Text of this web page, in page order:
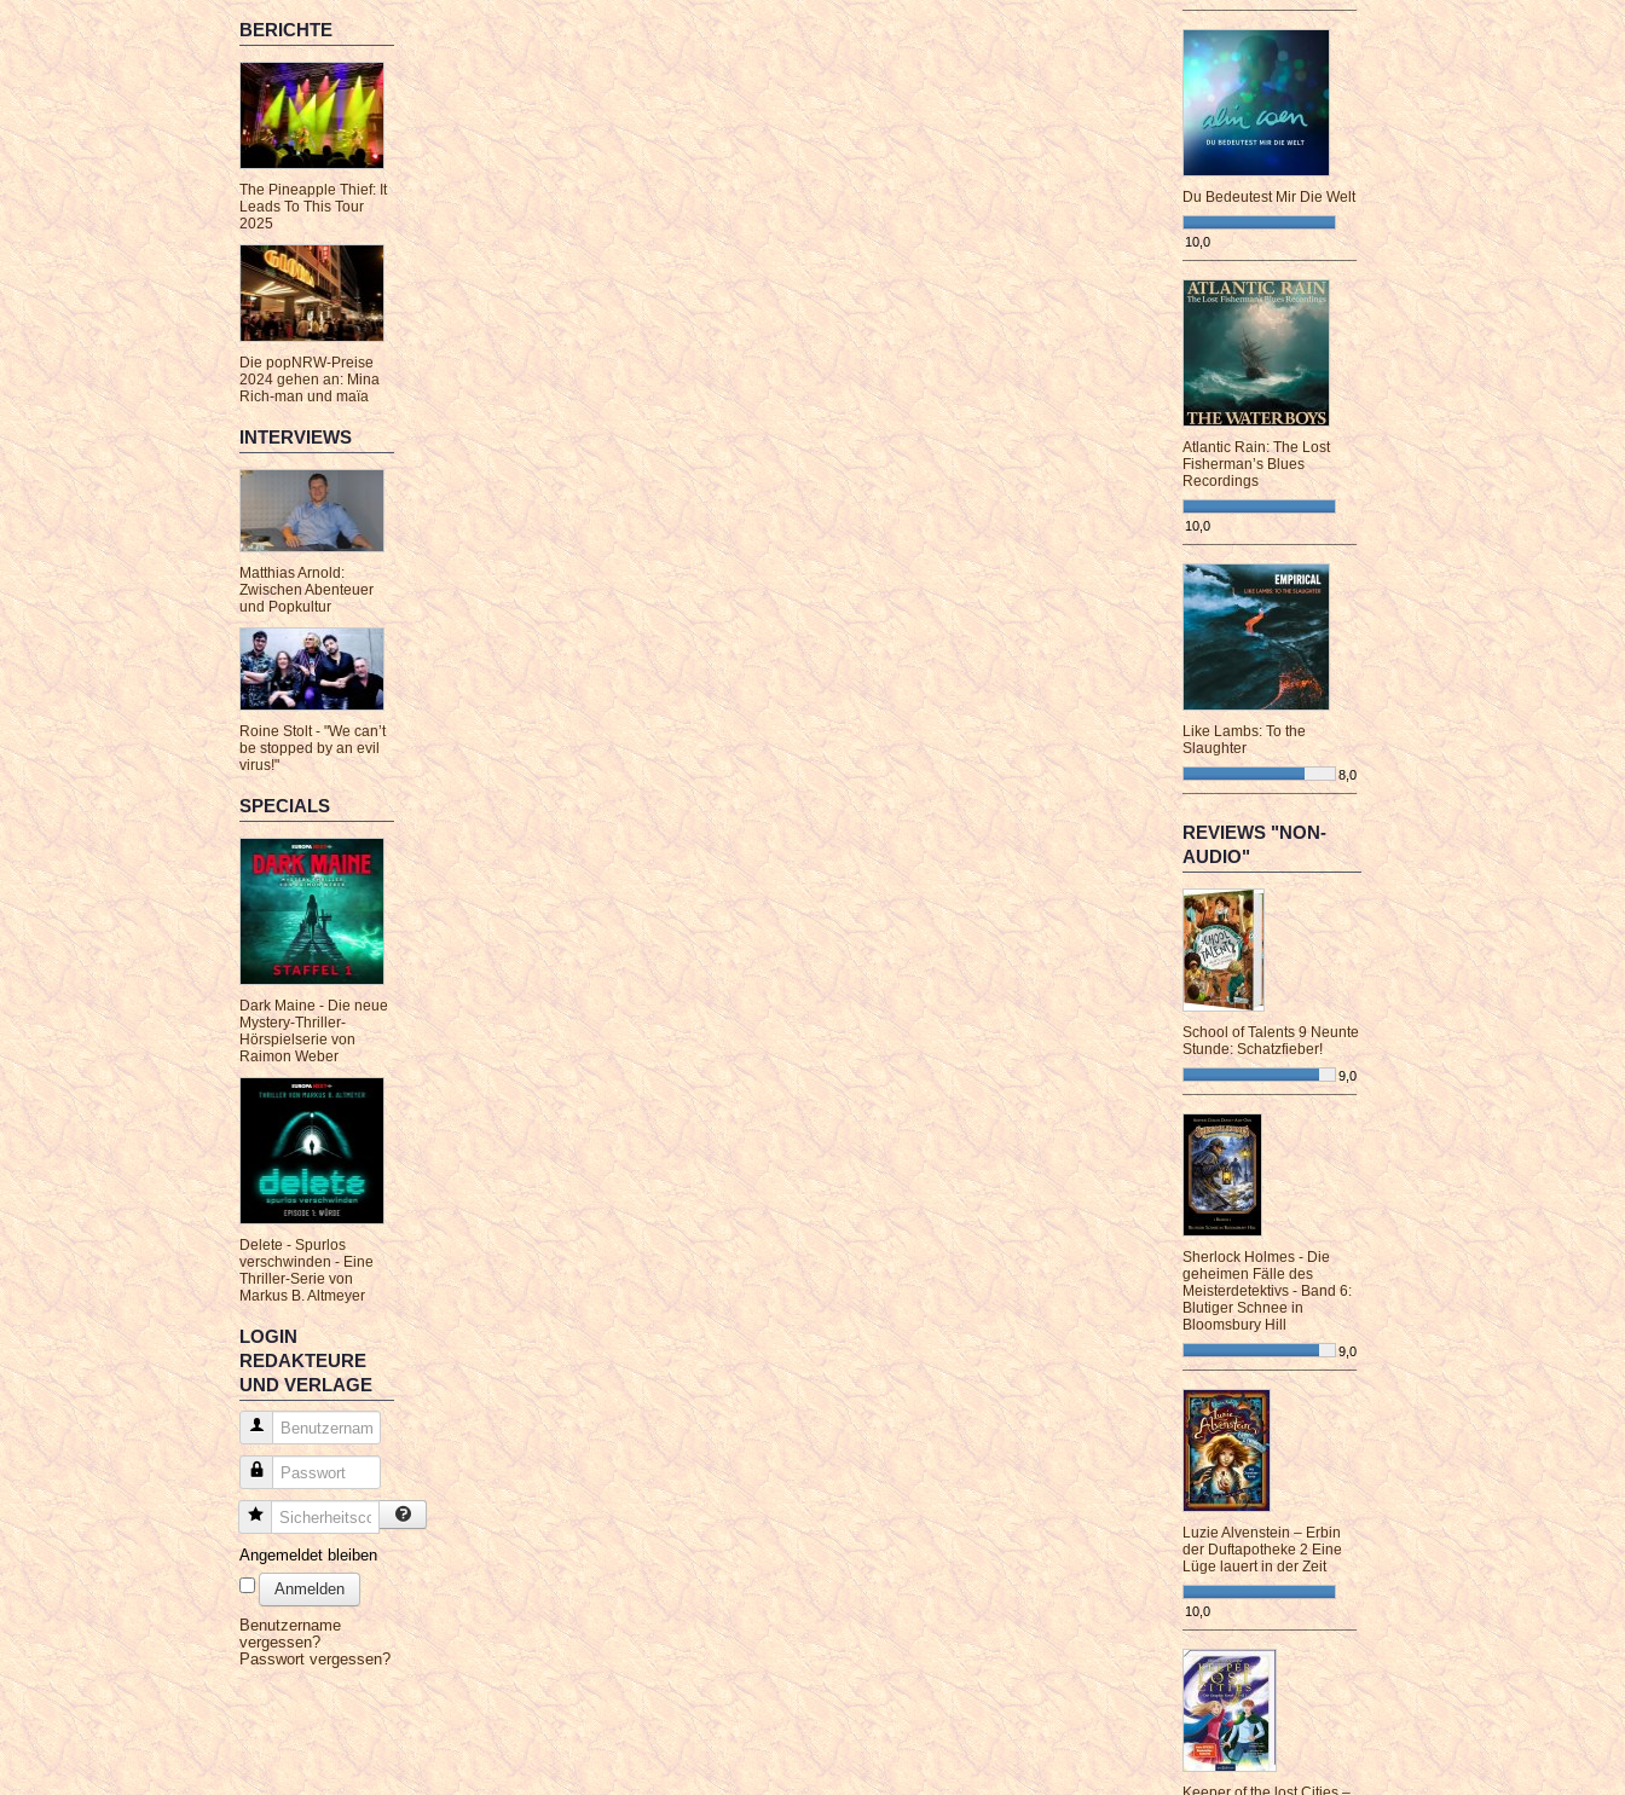
BERICHTE
The Pineapple Thief: It
Leads To This Tour
2025
Die popNRW-Preise
2024 gehen an: Mina
Rich-man und maïa
INTERVIEWS
Matthias Arnold:
Zwischen Abenteuer
und Popkultur
Roine Stolt - "We can’t
be stopped by an evil
virus!"
SPECIALS
Dark Maine - Die neue
Mystery-Thriller-
Hörspielserie von
Raimon Weber
Delete - Spurlos
verschwinden - Eine
Thriller-Serie von
Markus B. Altmeyer
LOGIN
REDAKTEURE
UND VERLAGE
Benutzername
Passwort
Sicherheitscode
Angemeldet bleiben
Anmelden
Benutzername
vergessen?
Passwort vergessen?
¯¯¯¯¯¯¯¯¯¯¯¯¯¯¯¯¯¯¯¯¯¯¯¯
Du Bedeutest Mir Die Welt
10,0
¯¯¯¯¯¯¯¯¯¯¯¯¯¯¯¯¯¯¯¯¯¯¯¯
Atlantic Rain: The Lost
Fisherman’s Blues
Recordings
10,0
¯¯¯¯¯¯¯¯¯¯¯¯¯¯¯¯¯¯¯¯¯¯¯¯
Like Lambs: To the
Slaughter
8,0
¯¯¯¯¯¯¯¯¯¯¯¯¯¯¯¯¯¯¯¯¯¯¯¯
REVIEWS "NON-
AUDIO"
School of Talents 9 Neunte
Stunde: Schatzfieber!
9,0
¯¯¯¯¯¯¯¯¯¯¯¯¯¯¯¯¯¯¯¯¯¯¯¯
Sherlock Holmes - Die
geheimen Fälle des
Meisterdetektivs - Band 6:
Blutiger Schnee in
Bloomsbury Hill
9,0
¯¯¯¯¯¯¯¯¯¯¯¯¯¯¯¯¯¯¯¯¯¯¯¯
Luzie Alvenstein – Erbin
der Duftapotheke 2 Eine
Lüge lauert in der Zeit
10,0
¯¯¯¯¯¯¯¯¯¯¯¯¯¯¯¯¯¯¯¯¯¯¯¯